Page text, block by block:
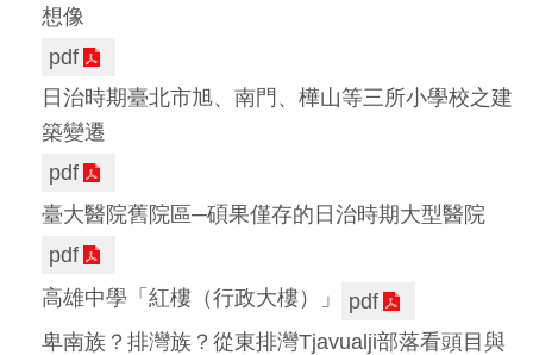
想像
pdf
日治時期臺北市旭、南門、樺山等三所小學校之建
築變遷
pdf
臺大醫院舊院區─碩果僅存的日治時期大型醫院
pdf
高雄中學「紅樓（行政大樓）」
pdf
卑南族？排灣族？從東排灣Tjavualji部落看頭目與